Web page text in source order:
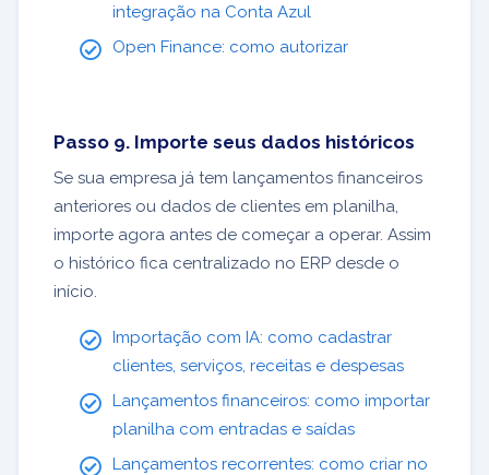
integração na Conta Azul
Open Finance: como autorizar
Passo 9. Importe seus dados históricos
Se sua empresa já tem lançamentos financeiros
anteriores ou dados de clientes em planilha,
importe agora antes de começar a operar. Assim
o histórico fica centralizado no ERP desde o
início.
Importação com IA: como cadastrar
clientes, serviços, receitas e despesas
Lançamentos financeiros: como importar
planilha com entradas e saídas
Lançamentos recorrentes: como criar no